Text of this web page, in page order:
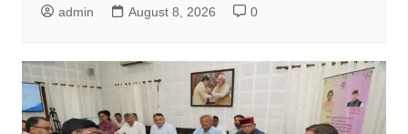
admin August 8, 2026 0